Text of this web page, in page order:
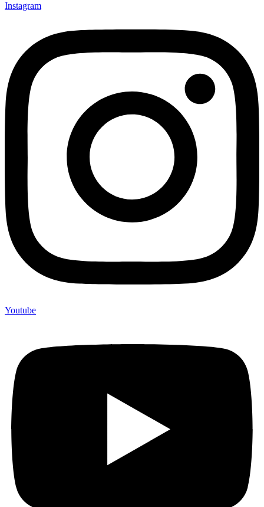
Instagram
Youtube